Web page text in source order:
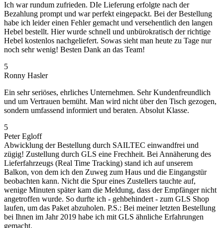
Ich war rundum zufrieden. DIe Lieferung erfolgte nach der
Bezahlung prompt und war perfekt eingepackt. Bei der Bestellung
habe ich leider einen Fehler gemacht und versehentlich den langen
Hebel bestellt. Hier wurde schnell und unbürokratisch der richtige
Hebel kostenlos nachgeliefert. Sowas sieht man heute zu Tage nur
noch sehr wenig! Besten Dank an das Team!
5
Ronny Hasler
Ein sehr seriöses, ehrliches Unternehmen. Sehr Kundenfreundlich
und um Vertrauen bemüht. Man wird nicht über den Tisch gezogen,
sondern umfassend informiert und beraten. Absolut Klasse.
5
Peter Egloff
Abwicklung der Bestellung durch SAILTEC einwandfrei und
zügig! Zustellung durch GLS eine Frechheit. Bei Annäherung des
Lieferfahrzeugs (Real Time Tracking) stand ich auf unserem
Balkon, von dem ich den Zuweg zum Haus und die Eingangstür
beobachten kann. Nicht die Spur eines Zustellers tauchte auf,
wenige Minuten später kam die Meldung, dass der Empfänger nicht
angetroffen wurde. So durfte ich - gehbehindert - zum GLS Shop
laufen, um das Paket abzuholen. P.S.: Bei meiner letzten Bestellung
bei Ihnen im Jahr 2019 habe ich mit GLS ähnliche Erfahrungen
gemacht.